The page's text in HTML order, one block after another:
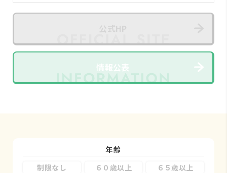
情報公表
年齢
制限なし
６０歳以上 ６５歳以上